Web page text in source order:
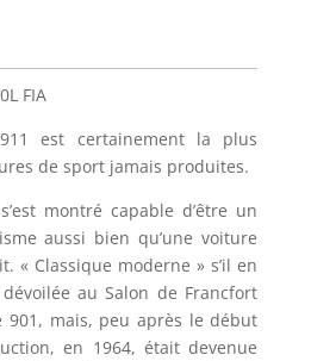
FIA
911 est certainement la plus
de sport jamais produites.
montré capable d’être un
aussi bien qu’une voiture
« Classique moderne » s’il en
au Salon de Francfort
901, mais, peu après le début
en 1964, était devenue